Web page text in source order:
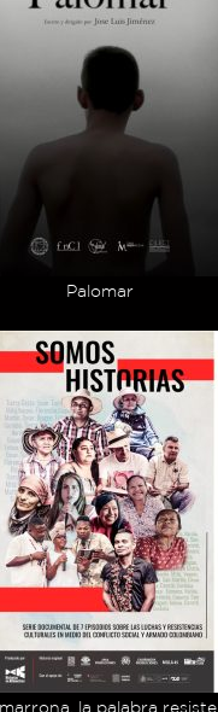
Palomar
la palabra resiste